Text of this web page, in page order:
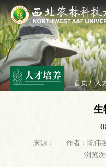
人才培养
首页 / 人
生
来源： 作者：陈伟
浏览次